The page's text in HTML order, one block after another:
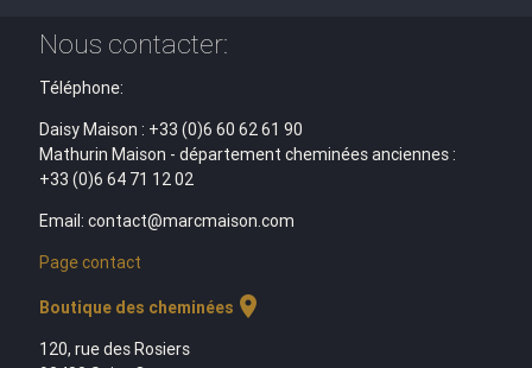
Nous contacter:
Téléphone:
Daisy Maison : +33 (0)6 60 62 61 90
Mathurin Maison - département cheminées anciennes :
+33 (0)6 64 71 12 02
Email: contact@marcmaison.com
Page contact
Boutique des cheminées location_on
120, rue des Rosiers